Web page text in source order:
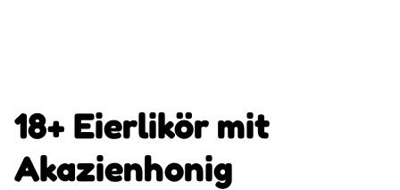
18+ Eierlikör mit
Akazienhonig